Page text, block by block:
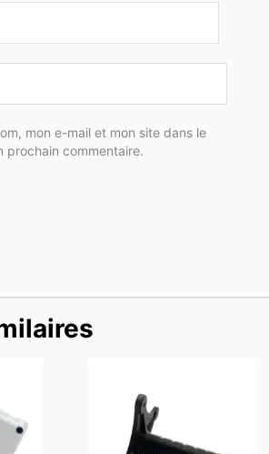
mon e-mail et mon site dans le
prochain commentaire.